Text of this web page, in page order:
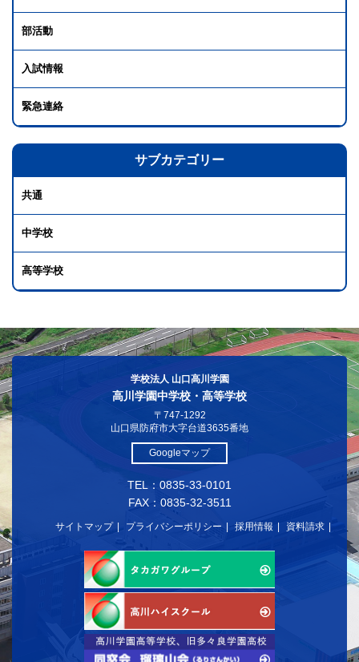
部活動
入試情報
緊急連絡
サブカテゴリー
共通
中学校
高等学校
学校法人 山口高川学園
高川学園中学校・高等学校
〒747-1292
山口県防府市大字台道3635番地
Googleマップ
TEL：0835-33-0101
FAX：0835-32-3511
サイトマップ プライバシーポリシー 採用情報 資料請求